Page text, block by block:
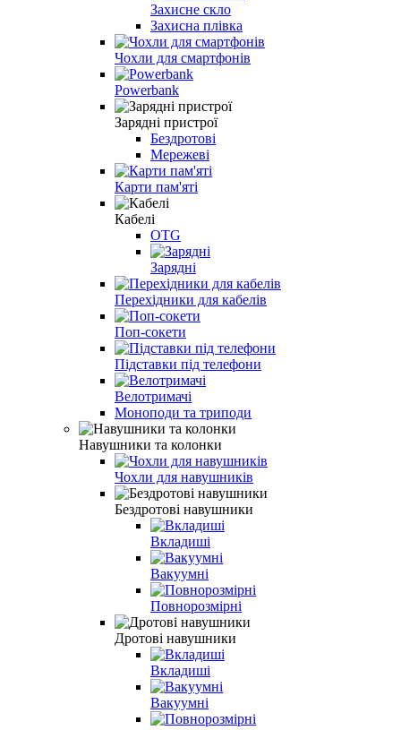
Захисне скло
Захисна плівка
Чохли для смартфонів
Powerbank
Зарядні пристрої
Бездротові
Мережеві
Карти пам'яті
Кабелі
OTG
Зарядні
Перехідники для кабелів
Поп-сокети
Підставки під телефони
Велотримачі
Моноподи та триподи
Навушники та колонки
Чохли для навушників
Бездротові навушники
Вкладиші
Вакуумні
Повнорозмірні
Дротові навушники
Вкладиші
Вакуумні